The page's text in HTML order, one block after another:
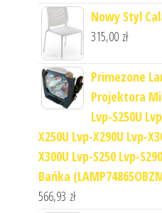
Nowy Styl
315,00 zł
Primezone
Projektora
Lvp-S250U
X250U Lvp-X290U Lvp-
X300U Lvp-S250 Lvp-
Bańka
566,93 zł